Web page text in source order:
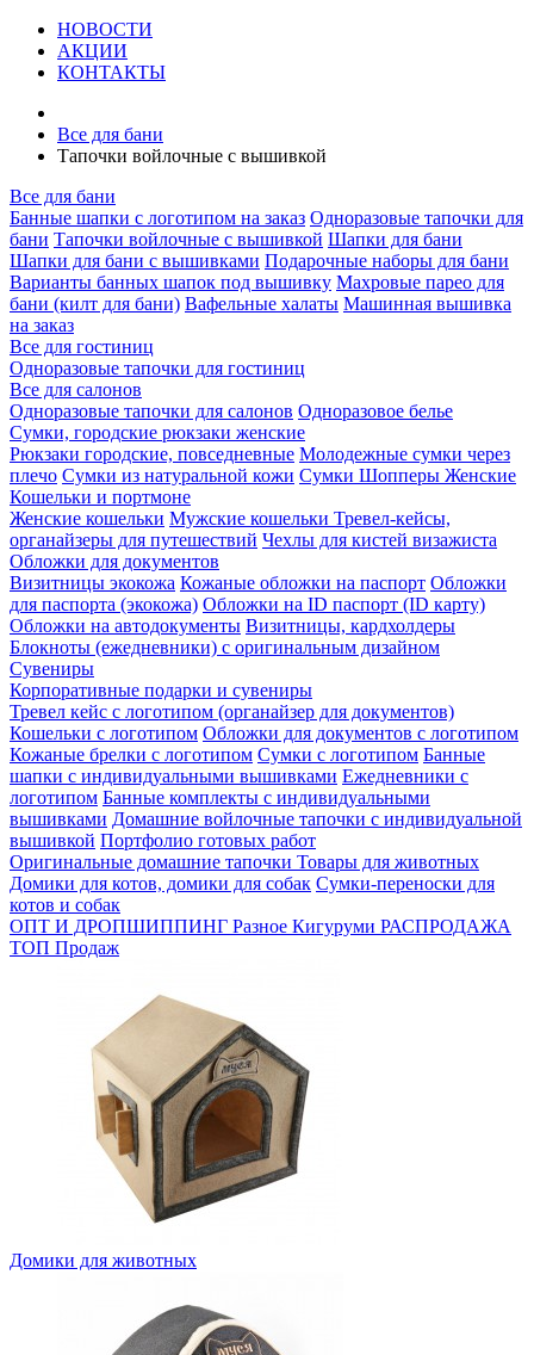
НОВОСТИ
АКЦИИ
КОНТАКТЫ
Все для бани
Тапочки войлочные с вышивкой
Все для бани
Банные шапки с логотипом на заказ Одноразовые тапочки для
бани Тапочки войлочные с вышивкой Шапки для бани
Шапки для бани с вышивками Подарочные наборы для бани
Варианты банных шапок под вышивку Махровые парео для
бани (килт для бани) Вафельные халаты Машинная вышивка
на заказ
Все для гостиниц
Одноразовые тапочки для гостиниц
Все для салонов
Одноразовые тапочки для салонов Одноразовое белье
Сумки, городские рюкзаки женские
Рюкзаки городские, повседневные Молодежные сумки через
плечо Сумки из натуральной кожи Сумки Шопперы Женские
Кошельки и портмоне
Женские кошельки Мужские кошельки Тревел-кейсы,
органайзеры для путешествий Чехлы для кистей визажиста
Обложки для документов
Визитницы экокожа Кожаные обложки на паспорт Обложки
для паспорта (экокожа) Обложки на ID паспорт (ID карту)
Обложки на автодокументы Визитницы, кардхолдеры
Блокноты (ежедневники) с оригинальным дизайном
Сувениры
Корпоративные подарки и сувениры
Тревел кейс с логотипом (органайзер для документов)
Кошельки с логотипом Обложки для документов с логотипом
Кожаные брелки с логотипом Сумки с логотипом Банные
шапки с индивидуальными вышивками Ежедневники с
логотипом Банные комплекты с индивидуальными
вышивками Домашние войлочные тапочки с индивидуальной
вышивкой Портфолио готовых работ
Оригинальные домашние тапочки Товары для животных
Домики для котов, домики для собак Сумки-переноски для
котов и собак
ОПТ И ДРОПШИППИНГ Разное Кигуруми РАСПРОДАЖА
ТОП Продаж
Домики для животных